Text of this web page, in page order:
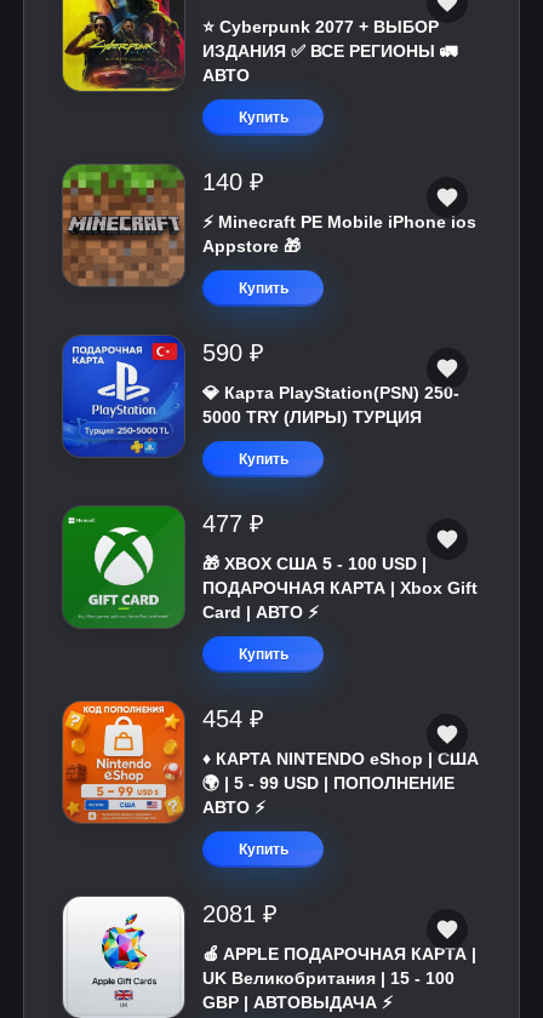
⭐ Cyberpunk 2077 + ВЫБОР
ИЗДАНИЯ ✅ ВСЕ РЕГИОНЫ 🚛
АВТО
Купить
140 ₽
⚡️ Minecraft PE Mobile iPhone ios
Appstore 🎁
Купить
590 ₽
💎 Карта PlayStation(PSN) 250-
5000 TRY (ЛИРЫ) ТУРЦИЯ
Купить
477 ₽
🎁 XBOX США 5 - 100 USD |
ПОДАРОЧНАЯ КАРТА | Xbox Gift
Card | АВТО ⚡
Купить
454 ₽
♦️ КАРТА NINTENDO eShop | США
🌍 | 5 - 99 USD | ПОПОЛНЕНИЕ
АВТО ⚡
Купить
2081 ₽
🍎 APPLE ПОДАРОЧНАЯ КАРТА |
UK Великобритания | 15 - 100
GBP | АВТОВЫДАЧА ⚡️